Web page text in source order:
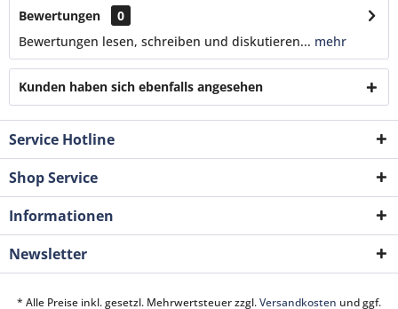
Bewertungen
0
Bewertungen lesen, schreiben und diskutieren... mehr
Kunden haben sich ebenfalls angesehen
Service Hotline
Shop Service
Informationen
Newsletter
* Alle Preise inkl. gesetzl. Mehrwertsteuer zzgl.Versandkosten und ggf.